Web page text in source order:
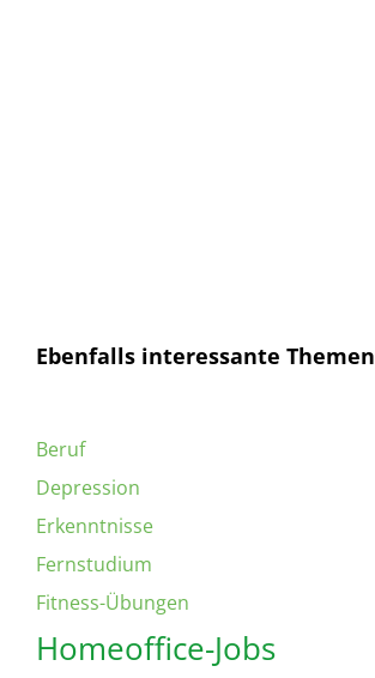
Ebenfalls interessante Themen
Beruf
Depression
Erkenntnisse
Fernstudium
Fitness-Übungen
Homeoffice-Jobs